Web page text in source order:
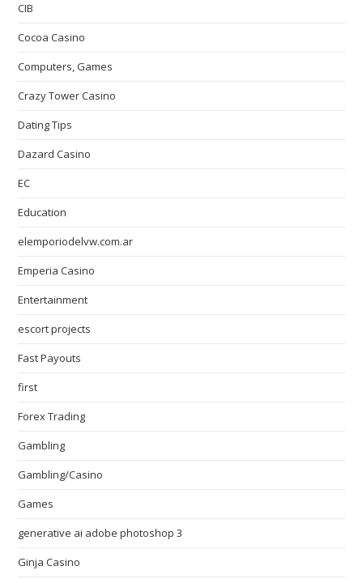
CIB
Cocoa Casino
Computers, Games
Crazy Tower Сasino
Dating Tips
Dazard Casino
EC
Education
elemporiodelvw.com.ar
Emperia Casino
Entertainment
escort projects
Fast Payouts
first
Forex Trading
Gambling
Gambling/Casino
Games
generative ai adobe photoshop 3
Ginja Casino